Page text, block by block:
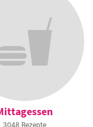
3048 Rezepte